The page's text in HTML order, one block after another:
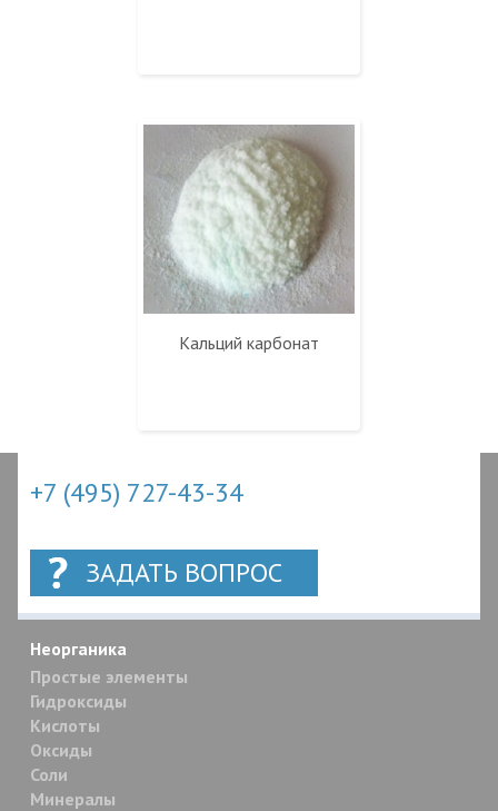
Кальций карбонат
+7 (495) 727-43-34
ЗАДАТЬ ВОПРОС
Неорганика
Простые элементы
Гидроксиды
Кислоты
Оксиды
Соли
Минералы